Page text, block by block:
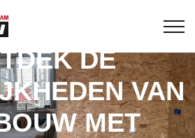
DE
VAN
MET